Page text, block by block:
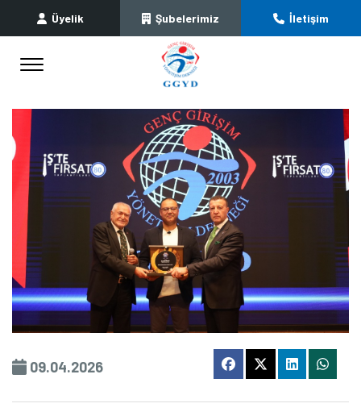
Üyelik Şubelerimiz İletişim
09.04.2026